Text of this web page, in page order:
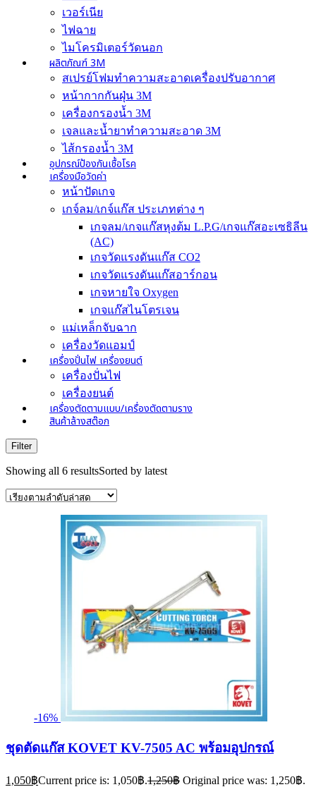
เวอร์เนีย
ไฟฉาย
ไมโครมิเตอร์วัดนอก
ผลิตภัณฑ์ 3M
สเปรย์โฟมทำความสะอาดเครื่องปรับอากาศ
หน้ากากกันฝุ่น 3M
เครื่องกรองน้ำ 3M
เจลและน้ำยาทำความสะอาด 3M
ไส้กรองน้ำ 3M
อุปกรณ์ป้องกันเชื้อโรค
เครื่องมือวัดค่า
หน้าปัดเกจ
เกจ์ลม/เกจ์แก๊ส ประเภทต่าง ๆ
เกจลม/เกจแก๊สหุงต้ม L.P.G/เกจแก๊สอะเซธิลีน
(AC)
เกจวัดแรงดันแก๊ส CO2
เกจวัดแรงดันแก๊สอาร์กอน
เกจหายใจ Oxygen
เกจแก๊สไนโตรเจน
แม่เหล็กจับฉาก
เครื่องวัดแอมป์
เครื่องปั่นไฟ เครื่องยนต์
เครื่องปั่นไฟ
เครื่องยนต์
เครื่องตัดตามแบบ/เครื่องตัดตามราง
สินค้าล้างสต๊อก
Filter
Showing all 6 resultsSorted by latest
-16%
ชุดตัดแก๊ส KOVET KV-7505 AC พร้อมอุปกรณ์
1,050฿Current price is: 1,050฿.1,250฿ Original price was: 1,250฿.